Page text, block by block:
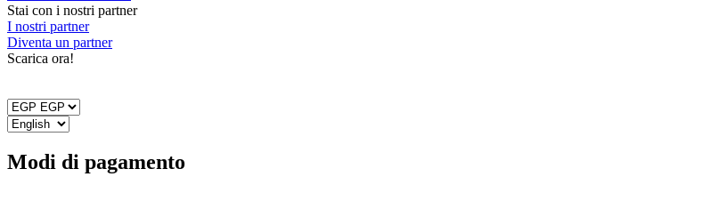
Stai con i nostri partner
I nostri partner
Diventa un partner
Scarica ora!
Modi di pagamento